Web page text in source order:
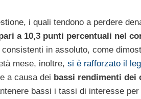
i quali tendono a perdere
a 10,3 punti percentuali nel
consistenti in assoluto, come
mese, inoltre, si è rafforzato il
a causa dei bassi rendimenti dei
bassi i tassi di interesse